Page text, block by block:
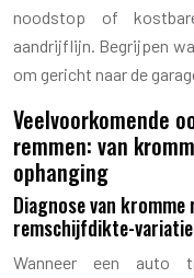
noodstop of
aandrijflijn. Begrijpen
om gericht naar de
Veelvoorkomende
remmen: van
ophanging
Diagnose van
remschijfdikte-variatie
Wanneer een auto